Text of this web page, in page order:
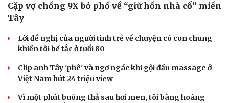
Cặp vợ chồng 9X bỏ phố về “giữ hồn nhà cổ” miền
Tây
Lời đề nghị của người tình trẻ về chuyện có con chung
khiến tôi bế tắc ở tuổi 80
Clip anh Tây 'phê' và ngơ ngác khi gội đầu massage ở
Việt Nam hút 24 triệu view
Vì một phút buông thả sau hơi men, tôi bàng hoàng